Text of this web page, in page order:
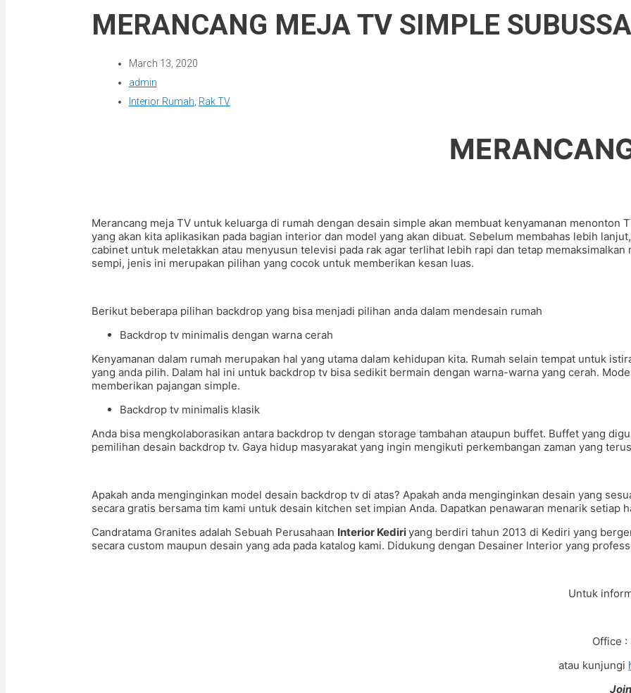
MERANCANG MEJA TV SIMPLE
March 13, 2020
admin
Interior Rumah Rak TV
Merancang meja TV untuk keluarga di rumah dengan desain simple akan membuat kenyamanan
yang akan kita aplikasikan pada bagian interior dan model yang akan dibuat. Sebelum membahas lebih
cabinet untuk meletakkan atau menyusun televisi pada rak agar terlihat lebih rapi dan tetap
sempi, jenis ini merupakan pilihan yang cocok untuk memberikan kesan luas.
Berikut beberapa pilihan backdrop yang bisa menjadi pilihan anda dalam mendesain rumah
Backdrop tv minimalis dengan warna cerah
Kenyamanan dalam rumah merupakan hal yang utama dalam kehidupan kita. Rumah selain tempat untuk
yang anda pilih. Dalam hal ini untuk backdrop tv bisa sedikit bermain dengan warna-warna yang cerah.
memberikan pajangan simple.
Backdrop tv minimalis klasik
Anda bisa mengkolaborasikan antara backdrop tv dengan storage tambahan ataupun buffet. Buffet yang
pemilihan desain backdrop tv. Gaya hidup masyarakat yang ingin mengikuti perkembangan zaman yang
Apakah anda menginginkan model desain backdrop tv di atas? Apakah anda menginginkan desain yang
secara gratis bersama tim kami untuk desain kitchen set impian Anda. Dapatkan penawaran menarik setiap
Candratama Granites adalah Sebuah Perusahaan Interior Kediriyang berdiri tahun 2013 di Kediri yang
secara custom maupun desain yang ada pada katalog kami. Didukung dengan Desainer Interior yang
Untuk
Office :
atau kunjungi